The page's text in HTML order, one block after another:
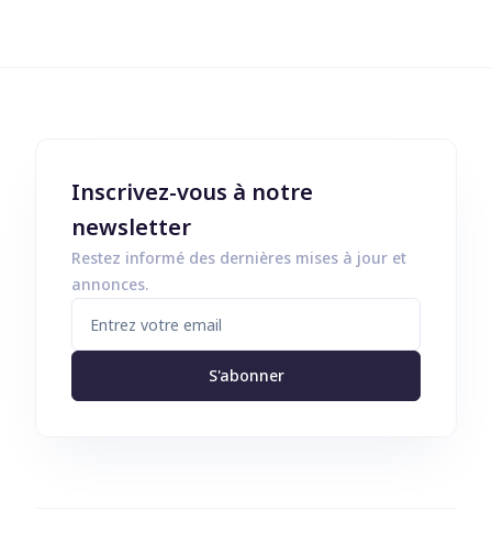
Inscrivez-vous à notre
newsletter
Restez informé des dernières mises à jour et
annonces.
S'abonner